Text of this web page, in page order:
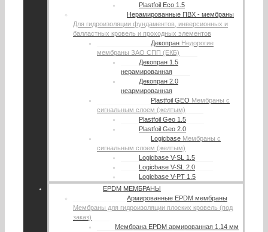
Plastfoil Eco 1.5
Нерамированные ПВХ - мембраны
Для гидроизоляции фундаментов, инверсионных и
балластных кровель и проходных элементов
Декопран Недорогие
мембраны ЗАО СПП (ЕКБ)
Декопран 1.5
нерамированная
Декопран 2.0
неармированная
Plastfoil GEO Мембраны с
сигнальным слоем (желтым)
Plastfoil Geo 1.5
Plastfoil Geo 2.0
Logicbase Мембраны с
сигнальным слоем (желтым)
Logicbase V-SL 1.5
Logicbase V-SL 2.0
Logicbase V-PT 1.5
EPDM МЕМБРАНЫ
Армированные EPDM мембраны
Мембраны для гидроизоляции плоских кровель (под
заказ)
Мембрана EPDM армированная 1.14 мм